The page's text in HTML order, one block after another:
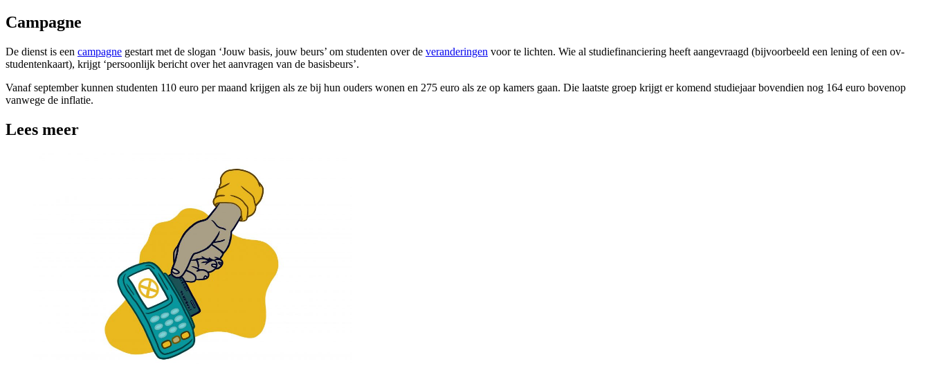
Campagne
De dienst is een campagne gestart met de slogan ‘Jouw basis, jouw beurs’ om studenten over de veranderingen voor te lichten. Wie al studiefinanciering heeft aangevraagd (bijvoorbeeld een lening of een ov-
studentenkaart), krijgt ‘persoonlijk bericht over het aanvragen van de basisbeurs’.
Vanaf september kunnen studenten 110 euro per maand krijgen als ze bij hun ouders wonen en 275 euro als ze op kamers gaan. Die laatste groep krijgt er komend studiejaar bovendien nog 164 euro bovenop
vanwege de inflatie.
Lees meer